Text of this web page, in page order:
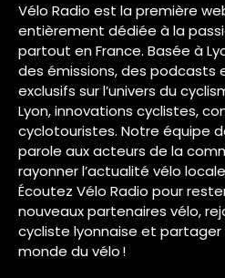
Vélo Radio est la première
entièrement dédiée à la
partout en France. Basée à
des émissions, des podcasts
exclusifs sur l’univers du
Lyon, innovations cyclistes,
cyclotouristes. Notre équipe
parole aux acteurs de la
rayonner l’actualité vélo
Écoutez Vélo Radio pour
nouveaux partenaires vélo,
cycliste lyonnaise et partager
monde du vélo !